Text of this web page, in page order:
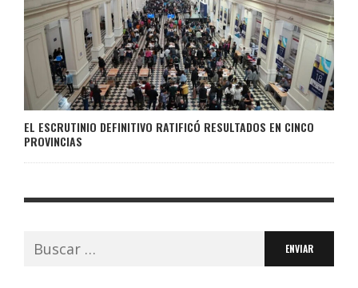
EL ESCRUTINIO DEFINITIVO RATIFICÓ RESULTADOS EN CINCO
PROVINCIAS
Buscar: